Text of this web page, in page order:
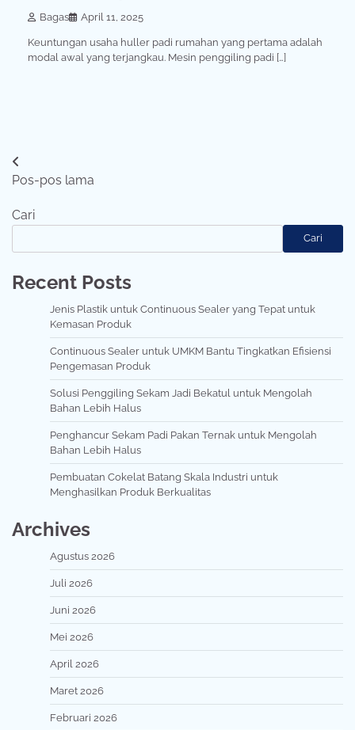
Bagas April 11, 2025
Keuntungan usaha huller padi rumahan yang pertama adalah
modal awal yang terjangkau. Mesin penggiling padi […]
Navigasi
pos
Pos-pos lama
Cari
Cari
Recent Posts
Jenis Plastik untuk Continuous Sealer yang Tepat untuk
Kemasan Produk
Continuous Sealer untuk UMKM Bantu Tingkatkan Efisiensi
Pengemasan Produk
Solusi Penggiling Sekam Jadi Bekatul untuk Mengolah
Bahan Lebih Halus
Penghancur Sekam Padi Pakan Ternak untuk Mengolah
Bahan Lebih Halus
Pembuatan Cokelat Batang Skala Industri untuk
Menghasilkan Produk Berkualitas
Archives
Agustus 2026
Juli 2026
Juni 2026
Mei 2026
April 2026
Maret 2026
Februari 2026